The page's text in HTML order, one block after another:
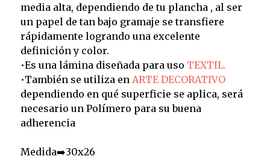
media alta, dependiendo de tu plancha , al ser
un papel de tan bajo gramaje se transfiere
rápidamente logrando una excelente
definición y color.
•Es una lámina diseñada para uso TEXTIL.
•También se utiliza en ARTE DECORATIVO
dependiendo en qué superficie se aplica, será
necesario un Polímero para su buena
adherencia
Medida➡️30x26